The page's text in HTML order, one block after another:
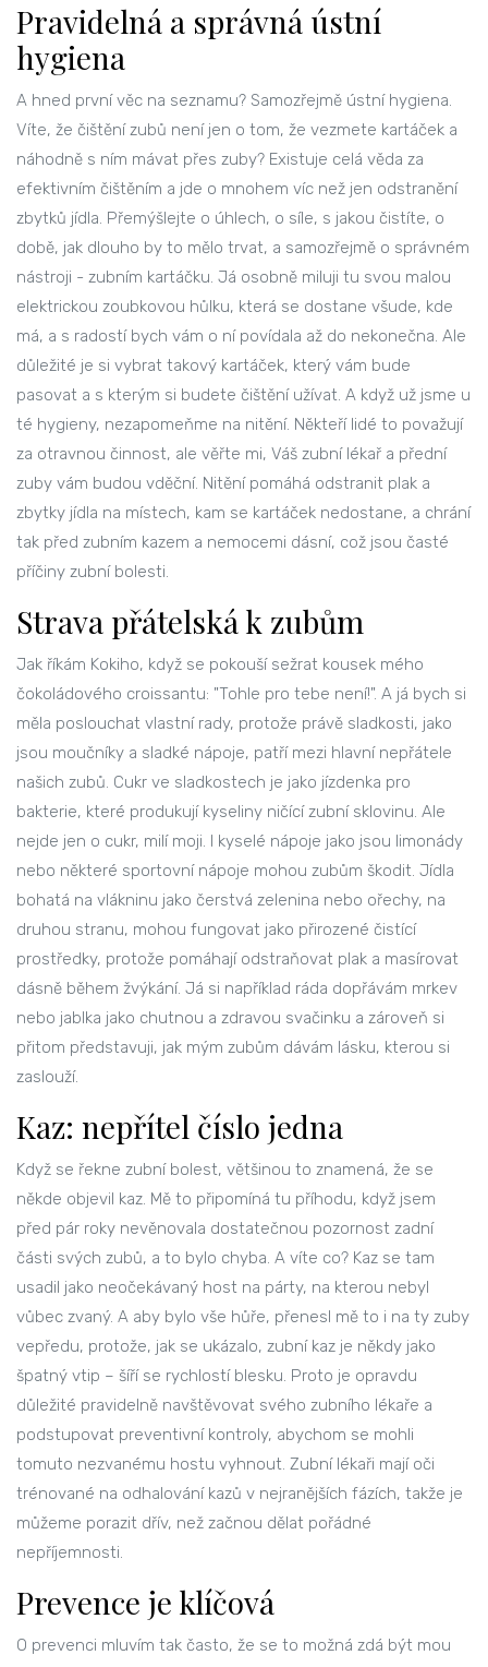
Pravidelná a správná ústní
hygiena
A hned první věc na seznamu? Samozřejmě ústní hygiena.
Víte, že čištění zubů není jen o tom, že vezmete kartáček a
náhodně s ním mávat přes zuby? Existuje celá věda za
efektivním čištěním a jde o mnohem víc než jen odstranění
zbytků jídla. Přemýšlejte o úhlech, o síle, s jakou čistíte, o
době, jak dlouho by to mělo trvat, a samozřejmě o správném
nástroji - zubním kartáčku. Já osobně miluji tu svou malou
elektrickou zoubkovou hůlku, která se dostane všude, kde
má, a s radostí bych vám o ní povídala až do nekonečna. Ale
důležité je si vybrat takový kartáček, který vám bude
pasovat a s kterým si budete čištění užívat. A když už jsme u
té hygieny, nezapomeňme na nitění. Někteří lidé to považují
za otravnou činnost, ale věřte mi, Váš zubní lékař a přední
zuby vám budou vděční. Nitění pomáhá odstranit plak a
zbytky jídla na místech, kam se kartáček nedostane, a chrání
tak před zubním kazem a nemocemi dásní, což jsou časté
příčiny zubní bolesti.
Strava přátelská k zubům
Jak říkám Kokiho, když se pokouší sežrat kousek mého
čokoládového croissantu: "Tohle pro tebe není!". A já bych si
měla poslouchat vlastní rady, protože právě sladkosti, jako
jsou moučníky a sladké nápoje, patří mezi hlavní nepřátele
našich zubů. Cukr ve sladkostech je jako jízdenka pro
bakterie, které produkují kyseliny ničící zubní sklovinu. Ale
nejde jen o cukr, milí moji. I kyselé nápoje jako jsou limonády
nebo některé sportovní nápoje mohou zubům škodit. Jídla
bohatá na vlákninu jako čerstvá zelenina nebo ořechy, na
druhou stranu, mohou fungovat jako přirozené čistící
prostředky, protože pomáhají odstraňovat plak a masírovat
dásně během žvýkání. Já si například ráda dopřávám mrkev
nebo jablka jako chutnou a zdravou svačinku a zároveň si
přitom představuji, jak mým zubům dávám lásku, kterou si
zaslouží.
Kaz: nepřítel číslo jedna
Když se řekne zubní bolest, většinou to znamená, že se
někde objevil kaz. Mě to připomíná tu příhodu, když jsem
před pár roky nevěnovala dostatečnou pozornost zadní
části svých zubů, a to bylo chyba. A víte co? Kaz se tam
usadil jako neočekávaný host na párty, na kterou nebyl
vůbec zvaný. A aby bylo vše hůře, přenesl mě to i na ty zuby
vepředu, protože, jak se ukázalo, zubní kaz je někdy jako
špatný vtip – šíří se rychlostí blesku. Proto je opravdu
důležité pravidelně navštěvovat svého zubního lékaře a
podstupovat preventivní kontroly, abychom se mohli
tomuto nezvanému hostu vyhnout. Zubní lékaři mají oči
trénované na odhalování kazů v nejranějších fázích, takže je
můžeme porazit dřív, než začnou dělat pořádné
nepříjemnosti.
Prevence je klíčová
O prevenci mluvím tak často, že se to možná zdá být mou